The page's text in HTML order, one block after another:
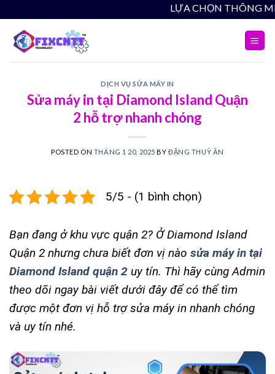
to
content
LỰA
DỊCH VỤ SỬA MÁY IN
Sửa máy in tại Diamond Island Quận
2 hỗ trợ nhanh chóng
POSTED ON THÁNG 1 20, 2025 BYĐẶNG THUỲ ÂN
5/5 - (1 bình chọn)
Bạn đang ở khu vực quận 2? Ở Diamond Island
Quận 2 nhưng chưa biết đơn vị nào sửa máy in tại
Diamond Island quận 2 uy tín. Thì hãy cùng Admin
theo dõi ngay bài viết dưới đây để có thể tìm
được một đơn vị hỗ trợ sửa máy in nhanh chóng
và uy tín nhé.